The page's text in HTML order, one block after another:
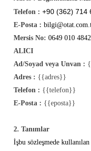
Telefon : +90 (362) 714
E-Posta :
Mersis No: 0649 010
ALICI
Ad/Soyad veya Unvan :
Adres : {{adres}}
Telefon : {{telefon}}
E-Posta : {{eposta}}
2. Tanımlar
İşbu sözleşmede